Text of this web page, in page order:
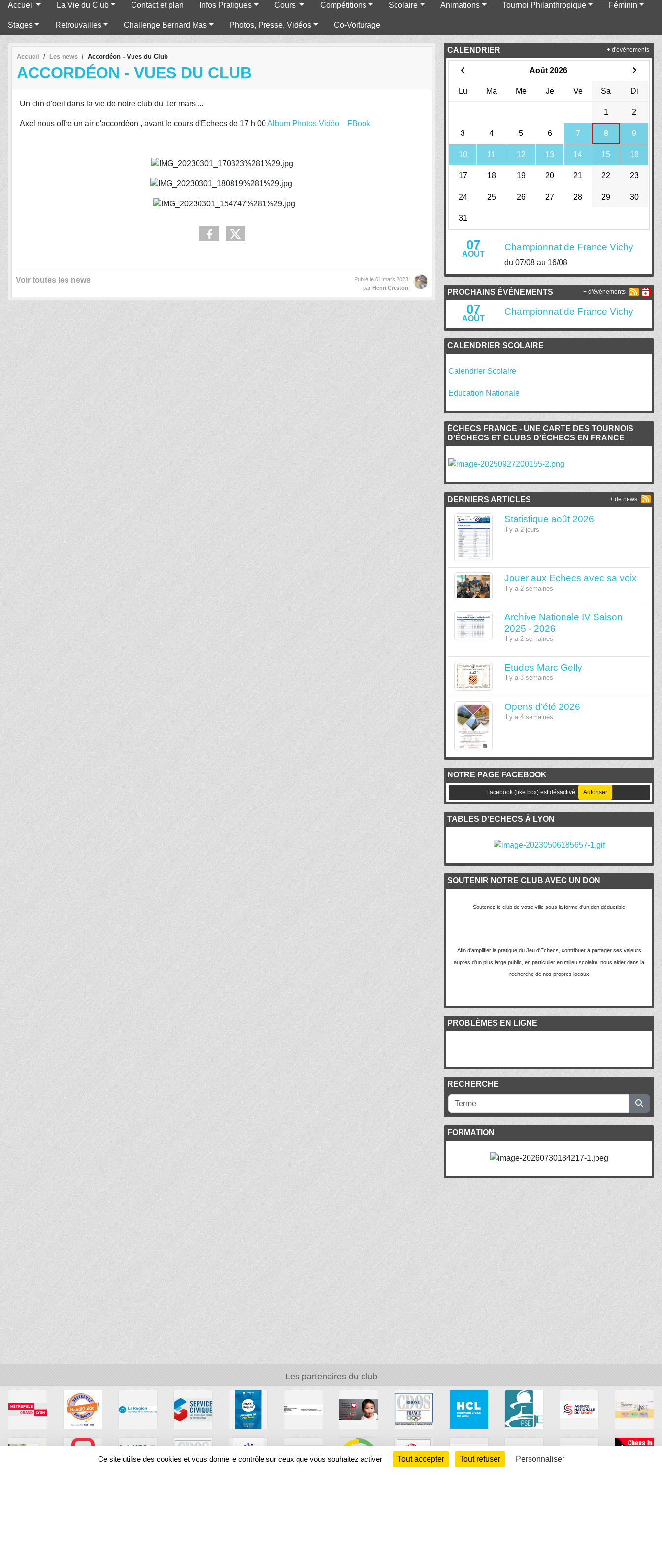
Accueil La Vie du Club Contact et plan Infos Pratiques Cours Compétitions Scolaire Animations Tournoi Philanthropique Féminin
Stages Retrouvailles Challenge Bernard Mas Photos, Presse, Vidéos Co-Voiturage
Accueil Les news Accordéon - Vues du Club
ACCORDÉON - VUES DU CLUB
Un clin d'oeil dans la vie de notre club du 1er mars ...
Axel nous offre un air d'accordéon , avant le cours d'Echecs de 17 h 00Album Photos Vidéo FBook
Voir toutes les news Publié le01 mars 2023
parHenri Creston
CALENDRIER
Août 2026
Lu Ma Me Je Ve Sa Di
1 2
3 4 5 6 7 8 9
10 11 12 13 14 15 16
17 18 19 20 21 22 23
24 25 26 27 28 29 30
31
07
AOÛT
Championnat de France Vichy
du 07/08 au 16/08
+ d'évènements
PROCHAINS ÉVÉNEMENTS
07
AOÛT
Championnat de France Vichy
+ d'évènements
CALENDRIER SCOLAIRE
Calendrier Scolaire
Education Nationale
ÉCHECS FRANCE - UNE CARTE DES TOURNOIS
D'ÉCHECS ET CLUBS D'ÉCHECS EN FRANCE
DERNIERS ARTICLES
Statistique août 2026
il y a 2 jours
Jouer aux Echecs avec sa voix
il y a 2 semaines
Archive Nationale IV Saison
2025 - 2026
il y a 2 semaines
Etudes Marc Gelly
il y a 3 semaines
Opens d'été 2026
il y a 4 semaines
+ de news
NOTRE PAGE FACEBOOK
Facebook (like box) est désactivé. Autoriser
TABLES D'ECHECS À LYON
SOUTENIR NOTRE CLUB AVEC UN DON
Soutenez le club de votre ville sous la forme d'un don déductible
Afin d'amplifier la pratique du Jeu d'Échecs, contribuer à partager ses valeurs
auprès d'un plus large public, en particulier en milieu scolaire nous aider dans la
recherche de nos propres locaux
PROBLÈMES EN LIGNE
RECHERCHE
FORMATION
Les partenaires du club
Ce site utilise des cookies et vous donne le contrôle sur ceux que vous souhaitez activer Tout accepter Tout refuser Personnaliser